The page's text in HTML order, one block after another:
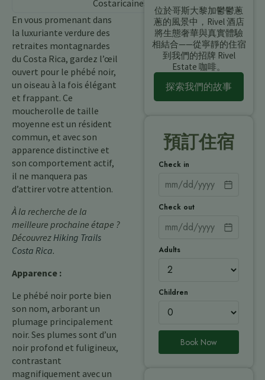
Costaricaines
En vous promenant dans
la luxuriante verdure des
retraites montagnardes
du Costa Rica, gardez l’œil
ouvert pour le phébé noir,
un oiseau à la fois élégant
et frappant. Ce
moucherolle de taille
moyenne est un résident
commun, et avec son
apparence distinctive et
son comportement actif,
il ne manquera pas
d’attirer votre attention.
À la recherche de la
meilleure prochaine étape ?
DécouvrezHiking Trails
Costa Rica.
Apparence :
Le phébé noir porte bien
son nom, arborant un
plumage principalement
noir. Ses plumes sont d’un
noir profond et fuligineux,
contrastant
magnifiquement avec un
位於哥斯大黎加鬱鬱蔥
蔥的風景中，Rivel 酒店
將生態奢華與真實體驗
相結合——從寧靜的住宿
到我們的招牌 Rivel
Estate 咖啡。
探索我們的故事
預訂住宿
Check in
Check out
Adults
Children
Book Now